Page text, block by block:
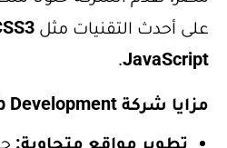
على أحدث التقنيات مثل
JavaScript
.
مزايا شركة XYZ Web Development:
تطوير مواقع متجاوبة: